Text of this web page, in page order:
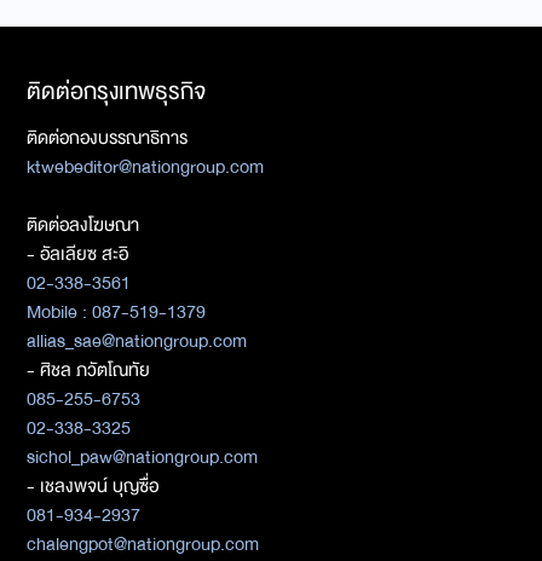
ติดต่อกรุงเทพธุรกิจ
ติดต่อกองบรรณาธิการ
ktwebeditor@nationgroup.com
ติดต่อลงโฆษณา
- อัลเลียซ สะอิ
02-338-3561
Mobile : 087-519-1379
allias_sae@nationgroup.com
- ศิชล ภวัตโณทัย
085-255-6753
02-338-3325
sichol_paw@nationgroup.com
- เชลงพจน์ บุญซื่อ
081-934-2937
chalengpot@nationgroup.com